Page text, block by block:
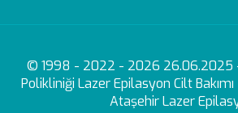
© 1998 - 2022 - 2026 26.06.2025
Polikliniği Lazer Epilasyon Cilt
Ataşehir Lazer